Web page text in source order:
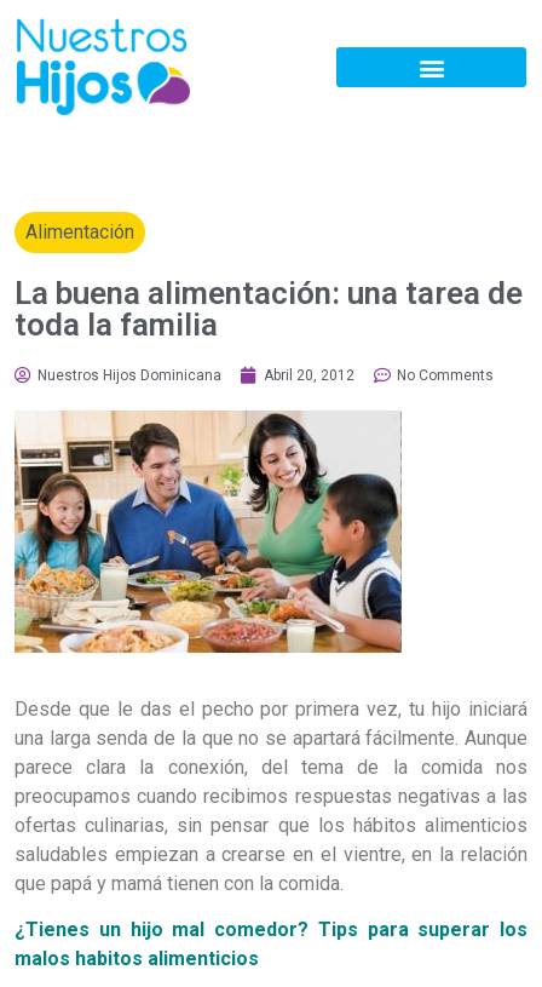
Alimentación
La buena alimentación: una tarea de
toda la familia
Nuestros Hijos Dominicana Abril 20, 2012 No Comments
Desde que le das el pecho por primera vez, tu hijo iniciará
una larga senda de la que no se apartará fácilmente. Aunque
parece clara la conexión, del tema de la comida nos
preocupamos cuando recibimos respuestas negativas a las
ofertas culinarias, sin pensar que los hábitos alimenticios
saludables empiezan a crearse en el vientre, en la relación
que papá y mamá tienen con la comida.
¿Tienes un hijo mal comedor? Tips para superar los
malos habitos alimenticios